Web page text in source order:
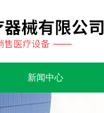
新闻中心